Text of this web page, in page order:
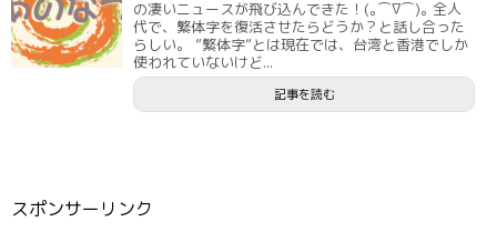
の凄いニュースが飛び込んできた！(｡⌒∇⌒)｡ 全人
代で、繁体字を復活させたらどうか？と話し合った
らしい。 ”繁体字”とは現在では、台湾と香港でしか
使われていないけど...
記事を読む
スポンサーリンク